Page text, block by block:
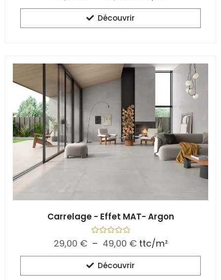
t
e
0
s
Découvrir
Carrelage - Effet MAT- Argon
o
t
e
0
s
29,00 € – 49,00 € ttc/m²
Découvrir